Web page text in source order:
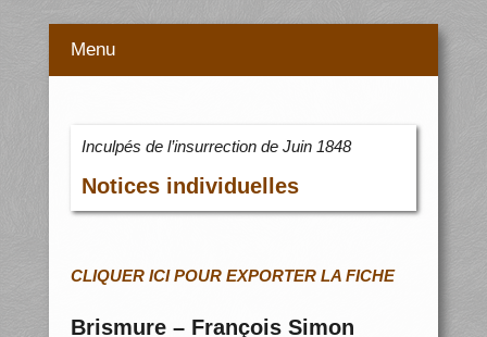
Menu
Inculpés de l’insurrection de Juin 1848
Notices individuelles
CLIQUER ICI POUR EXPORTER LA FICHE
Brismure – François Simon